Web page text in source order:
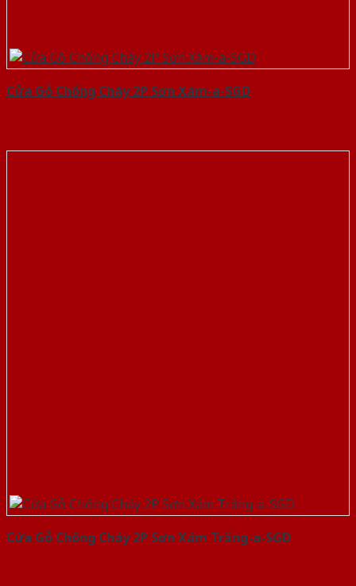
Cửa Gỗ Chống Cháy 2P Sơn Xám-a-SGD
Cửa Gỗ Chống Cháy 2P Sơn Xám Trắng-a-SGD